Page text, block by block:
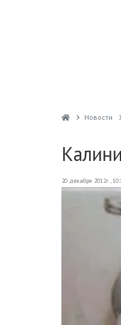
Новости
20 декабря 2012г.,